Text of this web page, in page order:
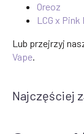
Oreoz
LCG x Pink
Lub przejrzyj
Vape.
Najczęściej